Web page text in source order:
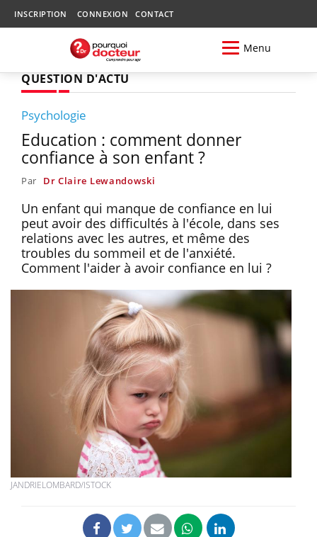
INSCRIPTION CONNEXION CONTACT
Menu
QUESTION D'ACTU
Psychologie
Education : comment donner
confiance à son enfant ?
Par Dr Claire Lewandowski
Un enfant qui manque de confiance en lui
peut avoir des difficultés à l'école, dans ses
relations avec les autres, et même des
troubles du sommeil et de l'anxiété.
Comment l'aider à avoir confiance en lui ?
JANDRIELOMBARD/ISTOCK